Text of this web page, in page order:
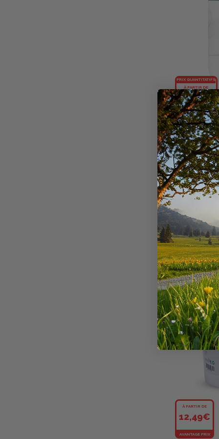
PRIX QUANTITATIFS
À PARTIR DE
20,39€
L'UNITÉ PAR 2
NACRICARE
ARGILE
+20points
Disponible
À PARTIR DE
12,49€
AVANTAGE PRIX